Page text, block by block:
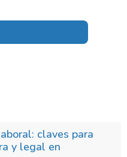
claves para
y legal en